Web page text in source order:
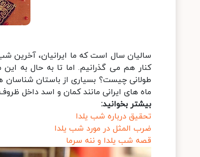
سالیان سال است که ما ایرانیان، آخرین
کنار هم می گذرانیم. اما تا به حال به
طولانی چیست؟ بسیاری از باستان شناسان
ماه های ایرانی مانند کمان و اسد داخل
بیشتر بخوانید:
تحقیق درباره شب یلدا
ضرب المثل در مورد شب یلدا
قصه شب یلدا و ننه سرما